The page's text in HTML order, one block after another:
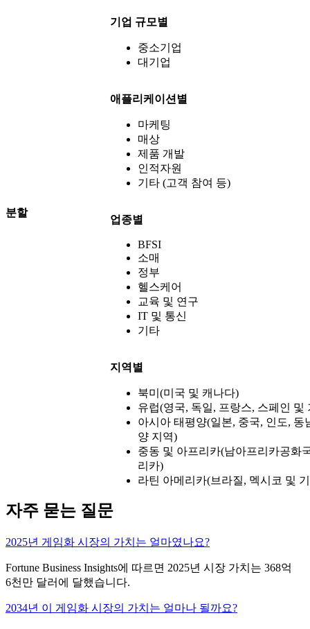
분할
기업 규모별
중소기업
대기업
애플리케이션별
마케팅
매상
제품 개발
인적자원
기타 (고객 참여 등)
업종별
BFSI
소매
정부
헬스케어
교육 및 연구
IT 및 통신
기타
지역별
북미(미국 및 캐나다)
유럽(영국, 독일, 프랑스, ​​스페인 및
아시아 태평양(일본, 중국, 인도,
양 지역)
중동 및 아프리카(남아프리카공화
리카)
라틴 아메리카(브라질, 멕시코 및
자주 묻는 질문
2025년 게임화 시장의 가치는 얼마였나요?
Fortune Business Insights에 따르면 2025년 시장 가치는 368억
6천만 달러에 달했습니다.
2034년 이 게임화 시장의 가치는 얼마나 될까요?